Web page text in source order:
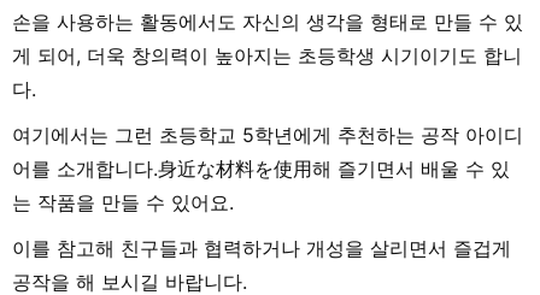
손을 사용하는 활동에서도 자신의 생각을 형태로 만들 수 있
게 되어, 더욱 창의력이 높아지는 초등학생 시기이기도 합니
다.
여기에서는 그런 초등학교 5학년에게 추천하는 공작 아이디
어를 소개합니다.身近な材料を使用해 즐기면서 배울 수 있
는 작품을 만들 수 있어요.
이를 참고해 친구들과 협력하거나 개성을 살리면서 즐겁게
공작을 해 보시길 바랍니다.